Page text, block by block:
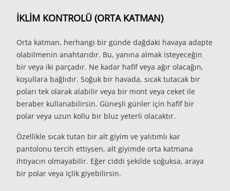
İKLİM KONTROLÜ (ORTA KATMAN)
Orta katman, herhangi bir günde dağdaki havaya adapte
olabilmenin anahtarıdır. Bu, yanına almak isteyeceğin
bir veya iki parçadır. Ne kadar hafif veya ağır olacağın,
koşullara bağlıdır. Soğuk bir havada, sıcak tutacak bir
poları tek olarak alabilir veya bir mont veya ceket ile
beraber kullanabilirsin. Güneşli günler için hafif bir
polar veya uzun kollu bir bluz yeterli olacaktır.
Özellikle sıcak tutan bir alt giyim ve yalıtımlı kar
pantolonu tercih ettiysen, alt giyimde orta katmana
ihtiyacın olmayabilir. Eğer ciddi şekilde soğuksa, araya
bir polar veya içlik giyebilirsin.